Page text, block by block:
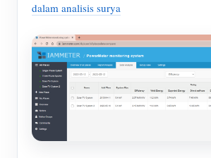
dalam analisis surya